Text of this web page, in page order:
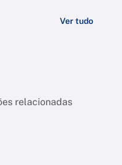
Ver tudo
relacionadas